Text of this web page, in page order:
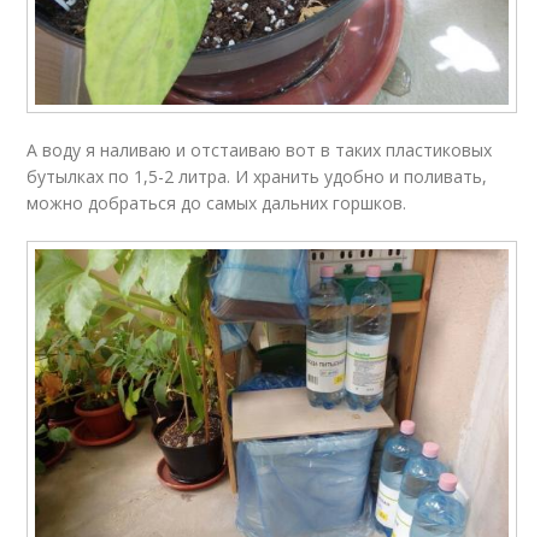
А воду я наливаю и отстаиваю вот в таких пластиковых
бутылках по 1,5-2 литра. И хранить удобно и поливать,
можно добраться до самых дальних горшков.